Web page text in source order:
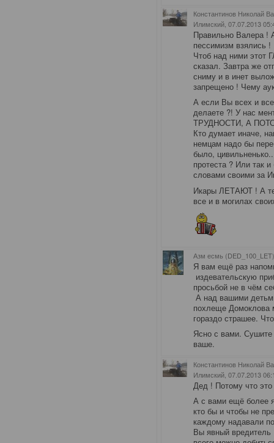
Константинов Николай
Илимский , 07.07.2013
Правильно Валера !
пессимизм взялись
Чтоб над ними этот
сказал. Завтра же
сниму и в инет
запрещено ! Чему
А если Вы всех и
делаете ?! У нас
ТРУДНОСТИ, А
Кто думает иначе,
немцам надо бы
было,
протеста ? Или так
словами своими за
Икары ЛЕТАЮТ ! А
все и в могилах
Азм есмь
Я вам ещё раз
издевательскую
просьбой не в чём
А над вашими
похлеще Домоклова
гораздо страшее.
Ясно с вами.
ваше.
Константинов Николай
Илимский , 07.07.2013
Дед ! Потому что
А с вами ещё более
кто бы и чтобы не
каждому надавали
Вы явный